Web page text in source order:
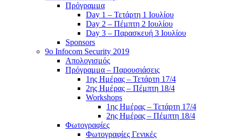
Πρόγραμμα
Day 1 – Τετάρτη 1 Ιουλίου
Day 2 – Πέμπτη 2 Ιουλίου
Day 3 – Παρασκευή 3 Ιουλίου
Sponsors
9ο Infocom Security 2019
Απολογισμός
Πρόγραμμα – Παρουσιάσεις
1ης Ημέρας – Τετάρτη 17/4
2ης Ημέρας – Πέμπτη 18/4
Workshops
1ης Ημέρας – Τετάρτη 17/4
2ης Ημέρας – Πέμπτη 18/4
Φωτογραφίες
Φωτογραφίες Γενικές